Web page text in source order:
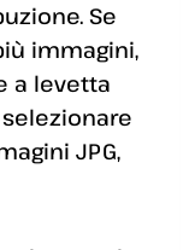
Se
immagini,
a levetta
JPG,